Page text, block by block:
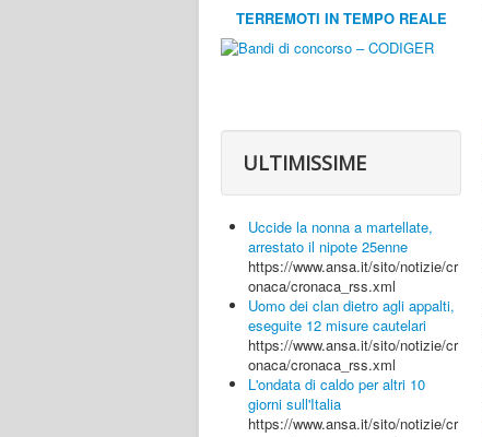
TERREMOTI IN TEMPO REALE
ULTIMISSIME
Uccide la nonna a martellate,
arrestato il nipote 25enne
https://www.ansa.it/sito/notizie/cr
onaca/cronaca_rss.xml
Uomo dei clan dietro agli appalti,
eseguite 12 misure cautelari
https://www.ansa.it/sito/notizie/cr
onaca/cronaca_rss.xml
L'ondata di caldo per altri 10
giorni sull'Italia
https://www.ansa.it/sito/notizie/cr